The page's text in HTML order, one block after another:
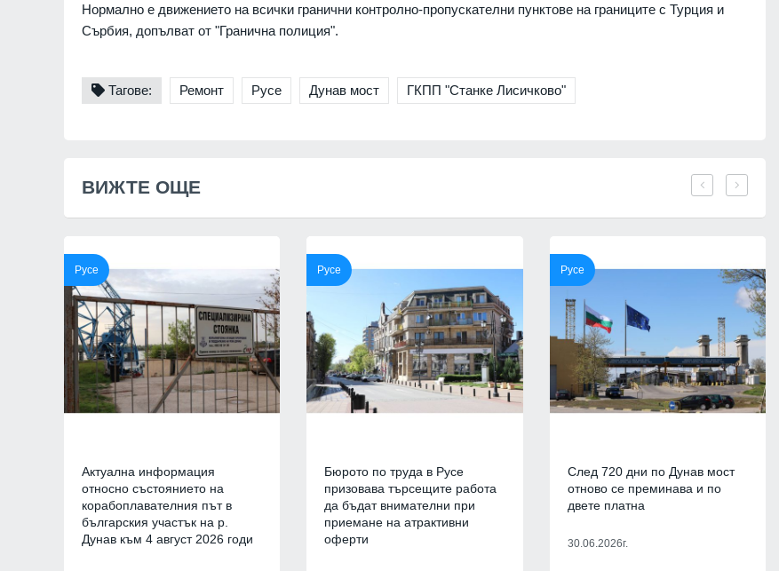
Нормално е движението на всички гранични контролно-пропускателни пунктове на границите с Турция и
Сърбия, допълват от "Гранична полиция".
Тагове: Ремонт Русе Дунав мост ГКПП "Станке Лисичково"
ВИЖТЕ ОЩЕ
Русе
Актуална информация
относно състоянието на
корабоплавателния път в
българския участък на р.
Дунав към 4 август 2026 годи
Русе
Бюрото по труда в Русе
призовава търсещите работа
да бъдат внимателни при
приемане на атрактивни
оферти
Русе
След 720 дни по Дунав мост
отново се преминава и по
двете платна
30.06.2026г.
07.08.2026г.
спад след
Украйна - едва 18 %
- максималните до
Ракетите Patriot
и на нас
07.08.2026г.
обяви
операции
севернокорейски ракетни
Русия се готви да удари
балтийските страни с украински
"Пирогов"
Българските ученици с медали от
всяко престижно състезание до
момента
ОБРАЗОВАНИЕ И РЕЛИГИЯ06.08.2026г.
Нова Загора отново ще бъде
столица на старата градска песен
СЛИВЕН
запазва подкрепа
достъп до водните бази по
кандидата на "промяната" Гюров
е толкова червена, че все едно
ни се лансира за президент внук
на
МНЕНИЯ И АНАЛИЗИ 06.08.2026г.
Нови две кули са открити при
археологическите проучвания на
средновековния град Русокастро